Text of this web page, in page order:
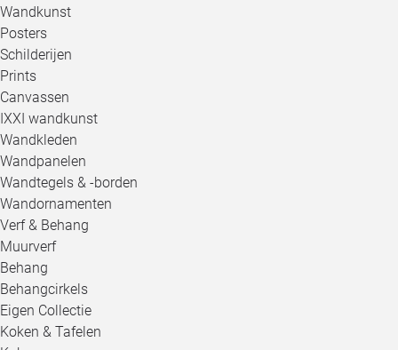
Wandkunst
Posters
Schilderijen
Prints
Canvassen
IXXI wandkunst
Wandkleden
Wandpanelen
Wandtegels & -borden
Wandornamenten
Verf & Behang
Muurverf
Behang
Behangcirkels
Eigen Collectie
Koken & Tafelen